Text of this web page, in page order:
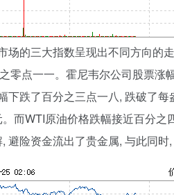
场的三大指数呈现出不同方向的
零点一一。霍尼韦尔公司股票
下跌了百分之三点一八, 跌破了
而WTI原油价格跌幅接近百分
避险资金流出了贵金属, 与此同时,